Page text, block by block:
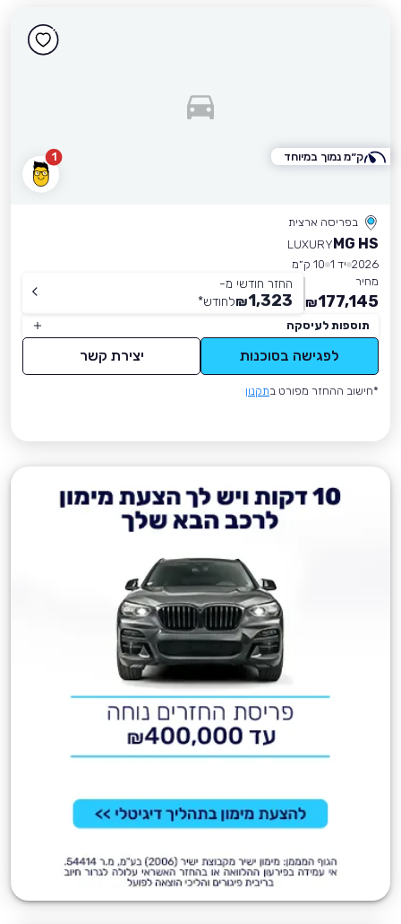
1
בפריסה ארצית
MG HS
LUXURY
2026 יד 1
10 ק״מ
מחיר
177,145
₪
החזר חודשי מ-
1,323
₪לחודש*
תוספות לעיסקה
לפגישה בסוכנות יצירת קשר
*חישוב ההחזר מפורט בתקנון
ק״מ נמוך במיוחד